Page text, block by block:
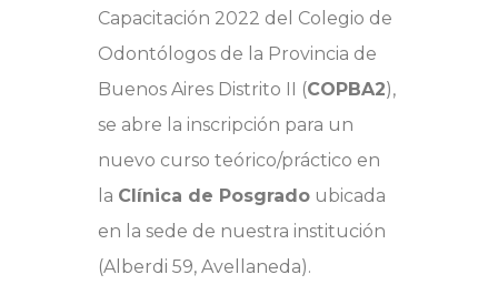
Capacitación 2022 del Colegio de
Odontólogos de la Provincia de
Buenos Aires Distrito II (COPBA2),
se abre la inscripción para un
nuevo curso teórico/práctico en
la Clínica de Posgrado ubicada
en la sede de nuestra institución
(Alberdi 59, Avellaneda).